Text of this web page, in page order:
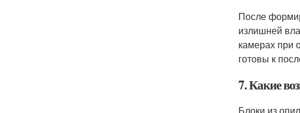
После
излишней
камерах при
готовы к
7. Какие